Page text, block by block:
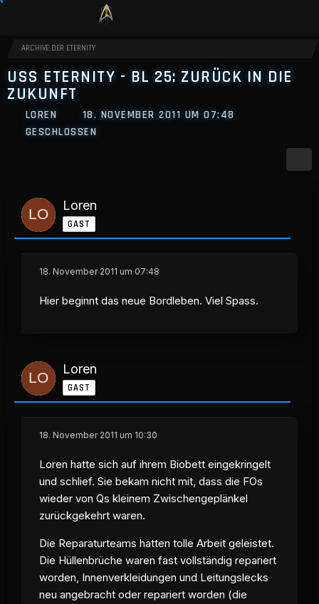
ARCHIVE DER ETERNITY
USS ETERNITY - BL 25: ZURÜCK IN DIE
ZUKUNFT
LOREN
18. NOVEMBER 2011 UM 07:48
GESCHLOSSEN
Loren
GAST
18. November 2011 um 07:48
Hier beginnt das neue Bordleben. Viel Spass.
Loren
GAST
18. November 2011 um 10:30
Loren hatte sich auf ihrem Biobett eingekringelt
und schlief. Sie bekam nicht mit, dass die FOs
wieder von Qs kleinem Zwischengeplänkel
zurückgekehrt waren.
Die Reparaturteams hatten tolle Arbeit geleistet.
Die Hüllenbrüche waren fast vollständig repariert
worden, Innenverkleidungen und Leitungslecks
neu angebracht oder repariert worden (die